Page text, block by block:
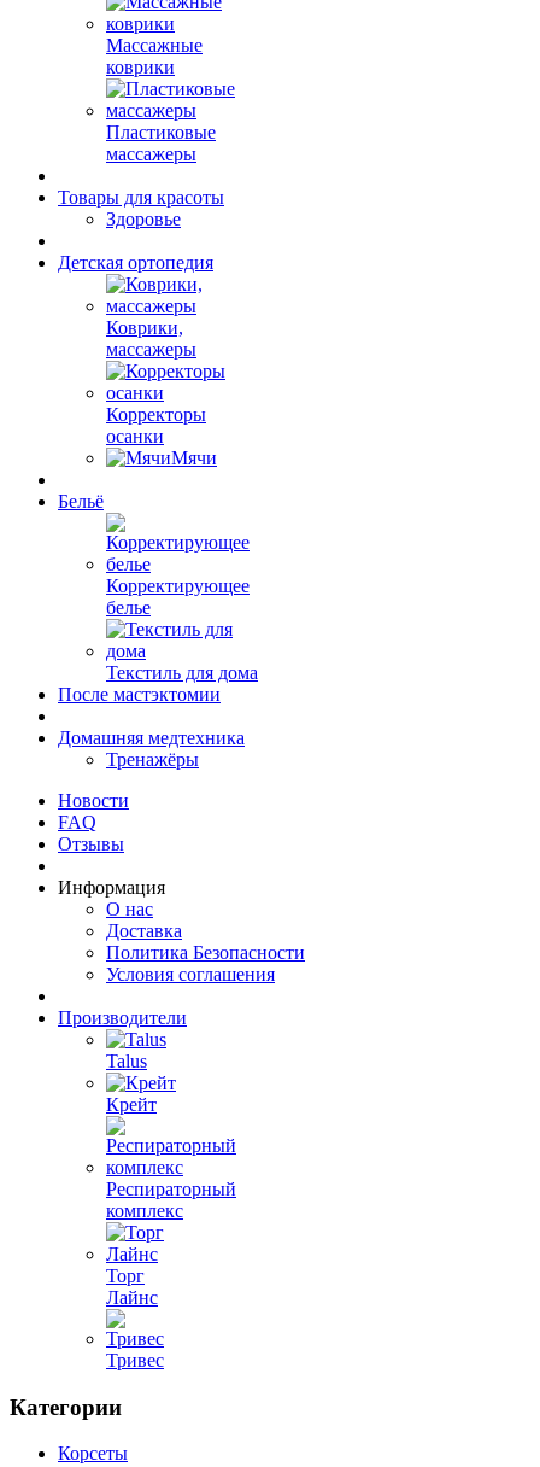
Массажные
коврики
Пластиковые
массажеры
Товары для красоты
Здоровье
Детская ортопедия
Коврики,
массажеры
Корректоры
осанки
Мячи
Бельё
Корректирующее
белье
Текстиль для дома
После мастэктомии
Домашняя медтехника
Тренажёры
Новости
FAQ
Отзывы
Информация
О нас
Доставка
Политика Безопасности
Условия соглашения
Производители
Talus
Крейт
Респираторный
комплекс
Торг
Лайнс
Тривес
Категории
Корсеты